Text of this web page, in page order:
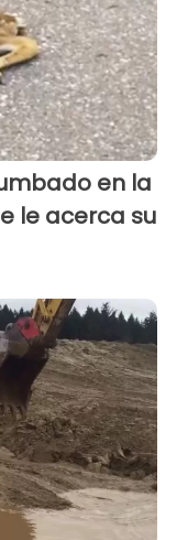
en la
le acerca su